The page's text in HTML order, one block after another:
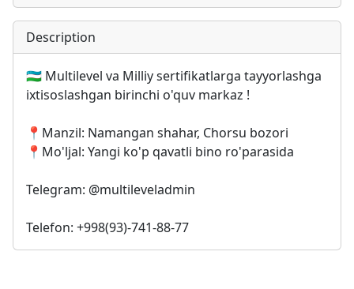
Description
🇺🇿 Multilevel va Milliy sertifikatlarga tayyorlashga
ixtisoslashgan birinchi o'quv markaz !
📍Manzil: Namangan shahar, Chorsu bozori
📍Mo'ljal: Yangi ko'p qavatli bino ro'parasida
Telegram: @multileveladmin
Telefon: +998(93)-741-88-77